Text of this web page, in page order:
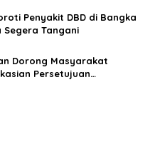
Penyakit DBD di Bangka
Segera Tangani
Dorong Masyarakat
Persetujuan